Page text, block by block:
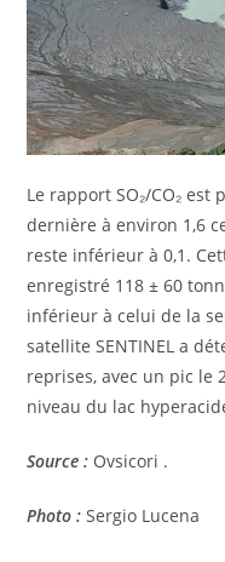
Le rapport SO₂/CO₂ est
dernière à environ 1,6
reste inférieur à 0,1.
enregistré 118 ± 60
inférieur à celui de la
satellite SENTINEL a
reprises, avec un pic le
niveau du lac
Source : Ovsicori .
Photo : Sergio Lucena